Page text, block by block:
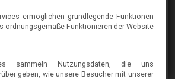
hoffmann
0124
Gruppen, für die eine Einwilligung erteilt werden kann. Die
ermöglichen grundlegende Funktionen
ordnungsgemäße Funktionieren der Website
sammeln Nutzungsdaten, die uns
geben, wie unsere Besucher mit unserer